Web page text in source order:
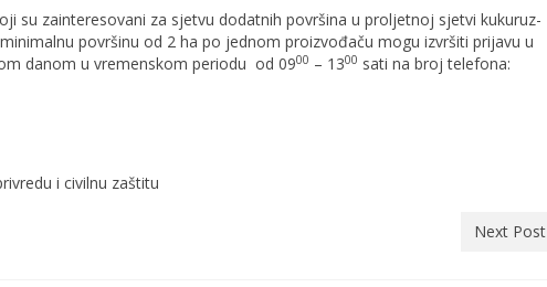
su zainteresovani za sjetvu dodatnih površina u proljetnoj sjetvi kukuruz-
površinu od 2 ha po jednom proizvođaču mogu izvršiti prijavu u
danom u vremenskom periodu od 0900 – 1300 sati na broj telefona:
i civilnu zaštitu
Next Post